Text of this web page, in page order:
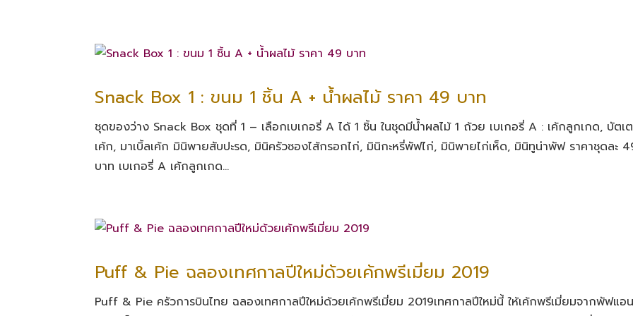
Snack Box 1 : ขนม 1 ชิ้น A + น้ำผลไม้ ราคา 49 บาท
ชุดของว่าง Snack Box ชุดที่ 1 – เลือกเบเกอรี่ A ได้ 1 ชิ้น ในชุดมีน้ำผลไม้ 1 ถ้วย เบเกอรี่ A : เค้กลูกเกด, บัตเ
เค้ก, มาเบิ้ลเค้ก มินิพายสับปะรด, มินิครัวซองไส้กรอกไก่, มินิกะหรี่พัฟไก่, มินิพายไก่เห็ด, มินิทูน่าพัฟ ราคาชุดละ
บาท เบเกอรี่ A เค้กลูกเกด...
Puff & Pie ฉลองเทศกาลปีใหม่ด้วยเค้กพรีเมี่ยม 2019
Puff & Pie ครัวการบินไทย ฉลองเทศกาลปีใหม่ด้วยเค้กพรีเมี่ยม 2019เทศกาลปีใหม่นี้ ให้เค้กพรีเมี่ยมจากพัฟแอ